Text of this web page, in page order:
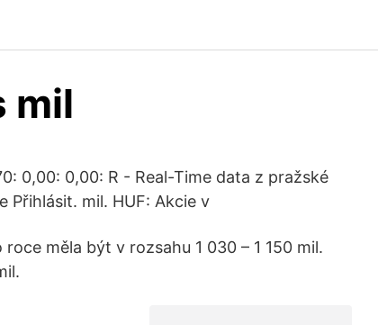
mil
0,00: 0,00: R - Real-Time data z pražské
Přihlásit. mil. HUF: Akcie v
měla být v rozsahu 1 030 – 1 150 mil.